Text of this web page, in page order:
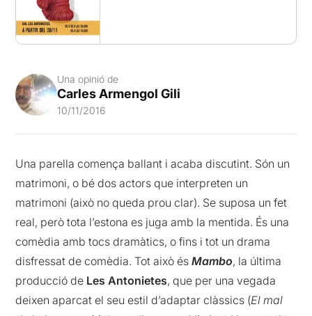
Una opinió de
Carles Armengol Gili
10/11/2016
Una parella comença ballant i acaba discutint. Són un
matrimoni, o bé dos actors que interpreten un
matrimoni (això no queda prou clar). Se suposa un fet
real, però tota l’estona es juga amb la mentida. És una
comèdia amb tocs dramàtics, o fins i tot un drama
disfressat de comèdia. Tot això ésMambo, la última
producció de Les Antonietes, que per una vegada
deixen aparcat el seu estil d’adaptar clàssics (El mal